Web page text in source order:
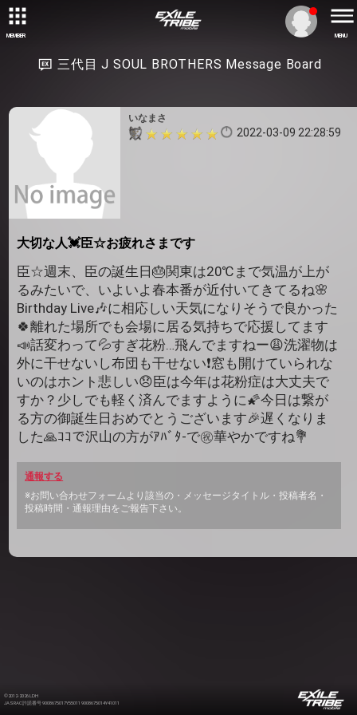
MEMBER MENU
三代目 J SOUL BROTHERS Message Board
いなまさ
2022-03-09 22:28:59
大切な人💓臣☆お疲れさまです
臣☆週末、臣の誕生日🎂関東は20℃まで気温が上が
るみたいで、いよいよ春本番が近付いてきてるね🌸
Birthday Live🎶に相応しい天気になりそうで良かった
🍀離れた場所でも会場に居る気持ちで応援してます
📣話変わって💦すぎ花粉…飛んでますねー😩洗濯物は
外に干せないし布団も干せない❗窓も開けていられな
いのはホント悲しい😞臣は今年は花粉症は大丈夫で
すか？少しでも軽く済んでますように🌠今日は繋が
る方の御誕生日おめでとうございます🎉遅くなりま
した🙏ｺｺで沢山の方がｱﾊﾞﾀ-で㊗️華やかですね💐
通報する
※お問い合わせフォームより該当の・メッセージタイトル・投稿者名・
投稿時間・通報理由をご報告下さい。
©2012-2026 LDH
JASRAC許諾番号 9008675017Y55011 9008675014Y41011